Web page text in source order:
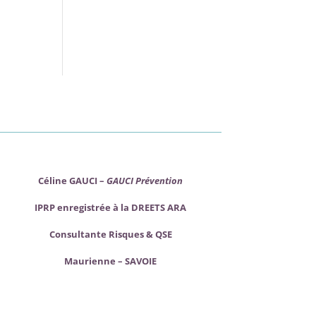
Céline GAUCI –GAUCI Prévention
IPRP enregistrée à la DREETS ARA
Consultante Risques & QSE
Maurienne – SAVOIE